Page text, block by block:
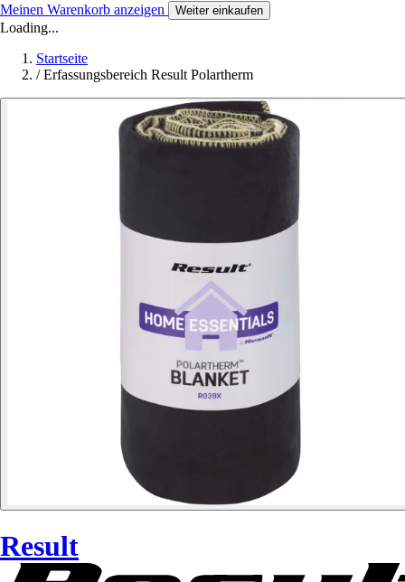
Meinen Warenkorb anzeigen Weiter einkaufen
Loading...
Startseite
/ Erfassungsbereich Result Polartherm
Result